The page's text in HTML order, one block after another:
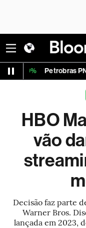
Petrobras PN 43.05
HBO
vão
Decisão faz parte
Warner Bros.
lançada em 2023,